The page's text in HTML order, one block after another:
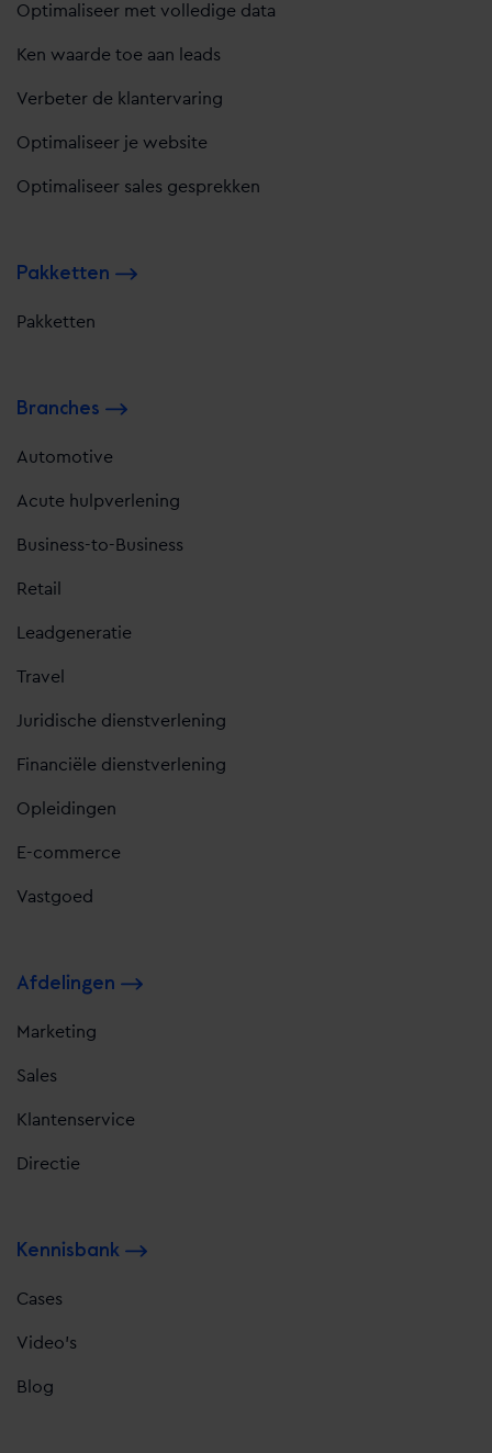
Optimaliseer met volledige data
Ken waarde toe aan leads
Verbeter de klantervaring
Optimaliseer je website
Optimaliseer sales gesprekken
Pakketten
Pakketten
Branches
Automotive
Acute hulpverlening
Business-to-Business
Retail
Leadgeneratie
Travel
Juridische dienstverlening
Financiële dienstverlening
Opleidingen
E-commerce
Vastgoed
Afdelingen
Marketing
Sales
Klantenservice
Directie
Kennisbank
Cases
Video's
Blog